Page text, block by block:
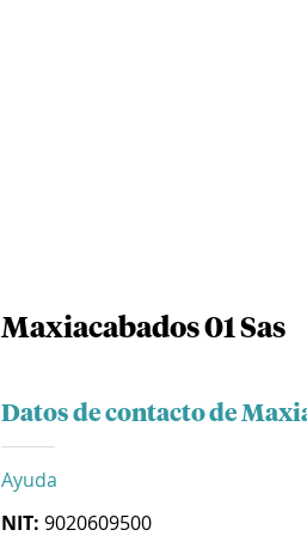
Maxiacabados 01 Sas
Datos de contacto de
Ayuda
NIT: 9020609500